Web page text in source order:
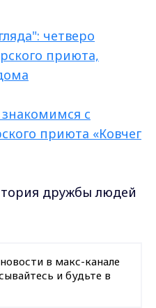
четверо
приюта,
с
приюта «Ковчег
дружбы людей
в макс-канале
и будьте в